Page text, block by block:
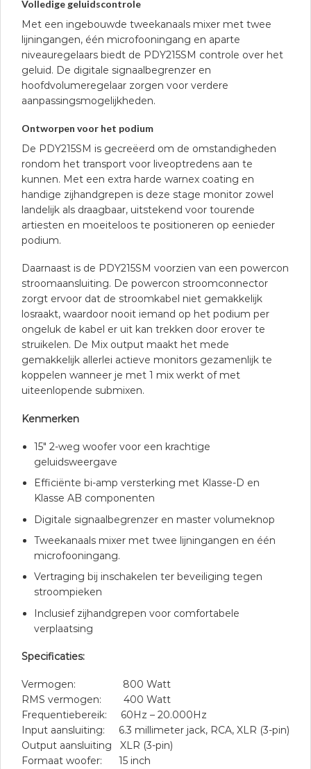
Volledige geluidscontrole
Met een ingebouwde tweekanaals mixer met twee
lijningangen, één microfooningang en aparte
niveauregelaars biedt de PDY215SM controle over het
geluid. De digitale signaalbegrenzer en
hoofdvolumeregelaar zorgen voor verdere
aanpassingsmogelijkheden.
Ontworpen voor het podium
De PDY215SM is gecreëerd om de omstandigheden
rondom het transport voor liveoptredens aan te
kunnen. Met een extra harde warnex coating en
handige zijhandgrepen is deze stage monitor zowel
landelijk als draagbaar, uitstekend voor tourende
artiesten en moeiteloos te positioneren op eenieder
podium.
Daarnaast is de PDY215SM voorzien van een powercon
stroomaansluiting. De powercon stroomconnector
zorgt ervoor dat de stroomkabel niet gemakkelijk
losraakt, waardoor nooit iemand op het podium per
ongeluk de kabel er uit kan trekken door erover te
struikelen. De Mix output maakt het mede
gemakkelijk allerlei actieve monitors gezamenlijk te
koppelen wanneer je met 1 mix werkt of met
uiteenlopende submixen.
Kenmerken
15″ 2-weg woofer voor een krachtige
geluidsweergave
Efficiënte bi-amp versterking met Klasse-D en
Klasse AB componenten
Digitale signaalbegrenzer en master volumeknop
Tweekanaals mixer met twee lijningangen en één
microfooningang.
Vertraging bij inschakelen ter beveiliging tegen
stroompieken
Inclusief zijhandgrepen voor comfortabele
verplaatsing
Specificaties:
Vermogen: 800 Watt
RMS vermogen: 400 Watt
Frequentiebereik: 60Hz – 20.000Hz
Input aansluiting: 6.3 millimeter jack, RCA, XLR (3-pin)
Output aansluiting XLR (3-pin)
Formaat woofer: 15 inch